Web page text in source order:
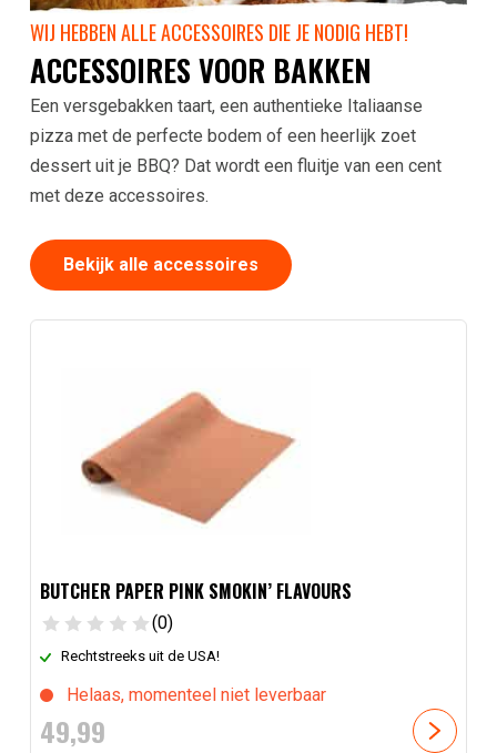
WIJ HEBBEN ALLE ACCESSOIRES DIE JE NODIG HEBT!
ACCESSOIRES VOOR BAKKEN
Een versgebakken taart, een authentieke Italiaanse
pizza met de perfecte bodem of een heerlijk zoet
dessert uit je BBQ? Dat wordt een fluitje van een cent
met deze accessoires.
Bekijk alle accessoires
BUTCHER PAPER PINK SMOKIN’ FLAVOURS
(0)
Rechtstreeks uit de USA!
Helaas, momenteel niet leverbaar
49,99